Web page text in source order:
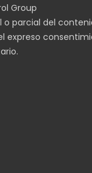
Group
o parcial del
expreso